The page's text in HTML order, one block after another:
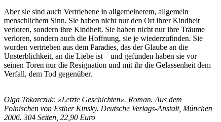
Aber sie sind auch Vertriebene in allgemeinerem, allgemein
menschlichem Sinn. Sie haben nicht nur den Ort ihrer Kindheit
verloren, sondern ihre Kindheit. Sie haben nicht nur ihre Träume
verloren, sondern auch die Hoffnung, sie je wiederzufinden. Sie
wurden vertrieben aus dem Paradies, das der Glaube an die
Unsterblichkeit, an die Liebe ist – und gefunden haben sie vor
seinen Toren nur die Resignation und mit ihr die Gelassenheit dem
Verfall, dem Tod gegenüber.
Olga Tokarczuk: »Letzte Geschichten«. Roman. Aus dem
Polnischen von Esther Kinsky. Deutsche Verlags-Anstalt, München
2006. 304 Seiten, 22,90 Euro